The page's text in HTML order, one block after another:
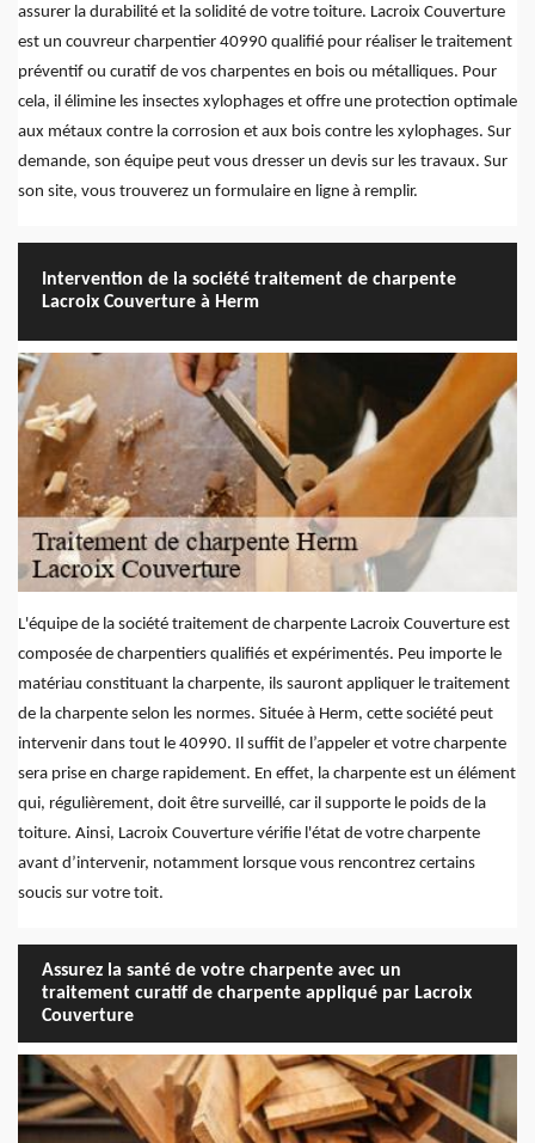
assurer la durabilité et la solidité de votre toiture. Lacroix Couverture
est un couvreur charpentier 40990 qualifié pour réaliser le traitement
préventif ou curatif de vos charpentes en bois ou métalliques. Pour
cela, il élimine les insectes xylophages et offre une protection optimale
aux métaux contre la corrosion et aux bois contre les xylophages. Sur
demande, son équipe peut vous dresser un devis sur les travaux. Sur
son site, vous trouverez un formulaire en ligne à remplir.
Intervention de la société traitement de charpente
Lacroix Couverture à Herm
L'équipe de la société traitement de charpente Lacroix Couverture est
composée de charpentiers qualifiés et expérimentés. Peu importe le
matériau constituant la charpente, ils sauront appliquer le traitement
de la charpente selon les normes. Située à Herm, cette société peut
intervenir dans tout le 40990. Il suffit de l’appeler et votre charpente
sera prise en charge rapidement. En effet, la charpente est un élément
qui, régulièrement, doit être surveillé, car il supporte le poids de la
toiture. Ainsi, Lacroix Couverture vérifie l'état de votre charpente
avant d’intervenir, notamment lorsque vous rencontrez certains
soucis sur votre toit.
Assurez la santé de votre charpente avec un
traitement curatif de charpente appliqué par Lacroix
Couverture